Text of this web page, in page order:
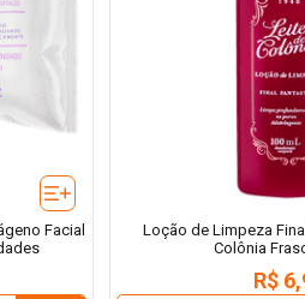
Facial
Loção de Limpeza
Colônia
R$ 6,